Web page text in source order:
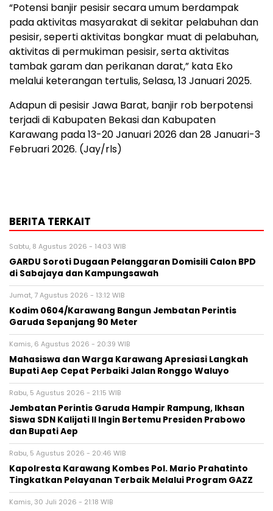
“Potensi banjir pesisir secara umum berdampak
pada aktivitas masyarakat di sekitar pelabuhan dan
pesisir, seperti aktivitas bongkar muat di pelabuhan,
aktivitas di permukiman pesisir, serta aktivitas
tambak garam dan perikanan darat,” kata Eko
melalui keterangan tertulis, Selasa, 13 Januari 2025.
Adapun di pesisir Jawa Barat, banjir rob berpotensi
terjadi di Kabupaten Bekasi dan Kabupaten
Karawang pada 13-20 Januari 2026 dan 28 Januari-3
Februari 2026. (Jay/rls)
BERITA TERKAIT
Sabtu, 8 Agustus 2026 - 14:03 WIB
GARDU Soroti Dugaan Pelanggaran Domisili Calon BPD
di Sabajaya dan Kampungsawah
Jumat, 7 Agustus 2026 - 13:12 WIB
Kodim 0604/Karawang Bangun Jembatan Perintis
Garuda Sepanjang 90 Meter
Kamis, 6 Agustus 2026 - 20:39 WIB
Mahasiswa dan Warga Karawang Apresiasi Langkah
Bupati Aep Cepat Perbaiki Jalan Ronggo Waluyo
Rabu, 5 Agustus 2026 - 21:15 WIB
Jembatan Perintis Garuda Hampir Rampung, Ikhsan
Siswa SDN Kalijati II Ingin Bertemu Presiden Prabowo
dan Bupati Aep
Rabu, 5 Agustus 2026 - 20:46 WIB
Kapolresta Karawang Kombes Pol. Mario Prahatinto
Tingkatkan Pelayanan Terbaik Melalui Program GAZZ
Kamis, 30 Juli 2026 - 21:18 WIB